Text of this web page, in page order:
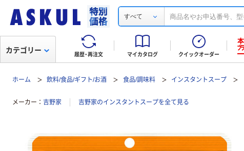
すべて
履歴・再注文 マイカタログ クイックオーダー
カテゴリー
ホーム 飲料/食品/ギフト/お酒 食品/調味料 インスタントスープ
メーカー 吉野家 吉野家のインスタントスープを全て見る